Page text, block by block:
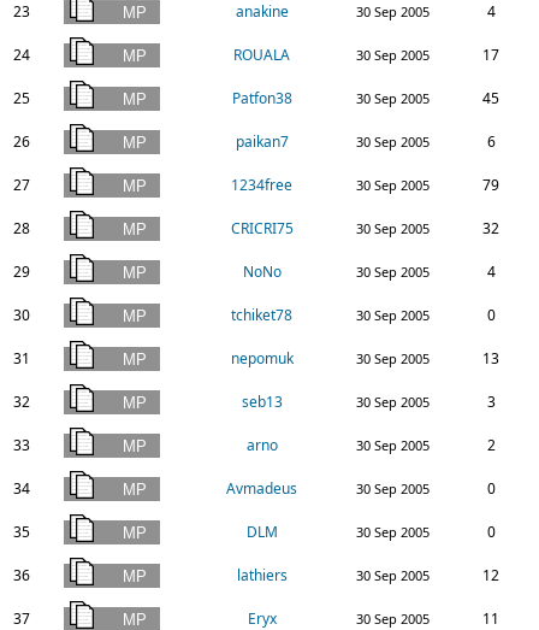
23 anakine 30 Sep 2005 4
24 ROUALA 30 Sep 2005 17
25 Patfon38 30 Sep 2005 45
26 paikan7 30 Sep 2005 6
27 1234free 30 Sep 2005 79
28 CRICRI75 30 Sep 2005 32
29 NoNo 30 Sep 2005 4
30 tchiket78 30 Sep 2005 0
31 nepomuk 30 Sep 2005 13
32 seb13 30 Sep 2005 3
33 arno 30 Sep 2005 2
34 Avmadeus 30 Sep 2005 0
35 DLM 30 Sep 2005 0
36 lathiers 30 Sep 2005 12
37 Eryx 30 Sep 2005 11